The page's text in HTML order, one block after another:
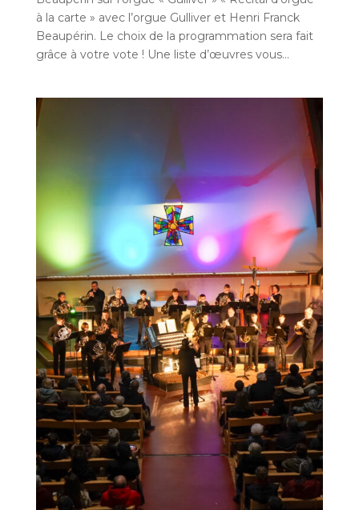
à la carte » avec l’orgue Gulliver et Henri Franck
Beaupérin. Le choix de la programmation sera fait
grâce à votre vote ! Une liste d’œuvres vous...